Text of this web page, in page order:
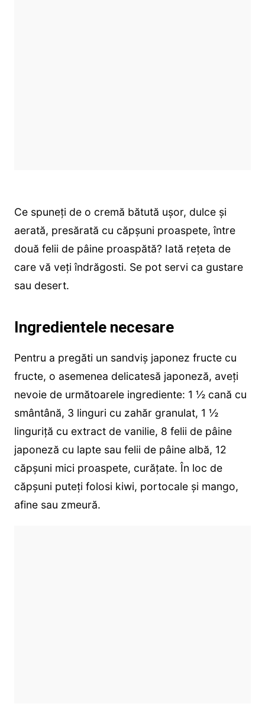
Ce spuneți de o cremă bătută ușor, dulce și
aerată, presărată cu căpșuni proaspete, între
două felii de pâine proaspătă? Iată rețeta de
care vă veți îndrăgosti. Se pot servi ca gustare
sau desert.
Ingredientele necesare
Pentru a pregăti un sandviș japonez fructe cu
fructe, o asemenea delicatesă japoneză, aveți
nevoie de următoarele ingrediente: 1 ½ cană cu
smântână, 3 linguri cu zahăr granulat, 1 ½
linguriță cu extract de vanilie, 8 felii de pâine
japoneză cu lapte sau felii de pâine albă, 12
căpșuni mici proaspete, curățate. În loc de
căpșuni puteți folosi kiwi, portocale și mango,
afine sau zmeură.